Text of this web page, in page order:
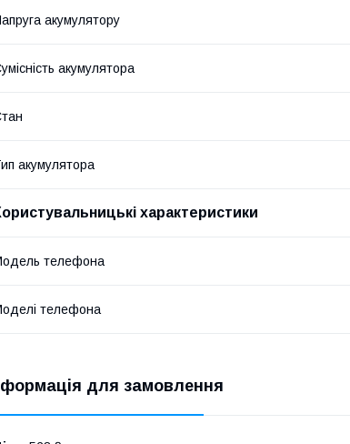
акумулятору
акумулятора
акумулятора
характеристики
телефона
телефона
для замовлення